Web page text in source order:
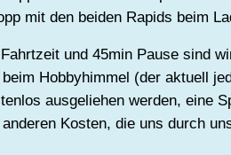
mit den beiden Rapids beim
und 45min Pause sind
Hobbyhimmel (der aktuell
ausgeliehen werden, eine
Kosten, die uns durch